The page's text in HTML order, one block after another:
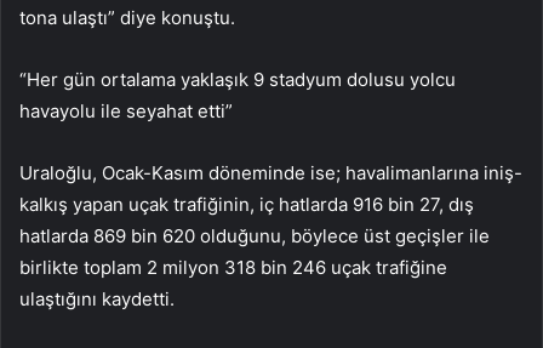
tona ulaştı” diye konuştu.
“Her gün ortalama yaklaşık 9 stadyum dolusu yolcu
havayolu ile seyahat etti”
Uraloğlu, Ocak-Kasım döneminde ise; havalimanlarına iniş-
kalkış yapan uçak trafiğinin, iç hatlarda 916 bin 27, dış
hatlarda 869 bin 620 olduğunu, böylece üst geçişler ile
birlikte toplam 2 milyon 318 bin 246 uçak trafiğine
ulaştığını kaydetti.